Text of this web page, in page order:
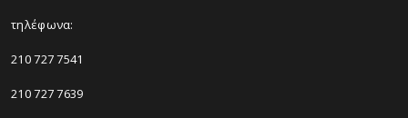
τηλέφωνα:
210 727 7541
210 727 7639